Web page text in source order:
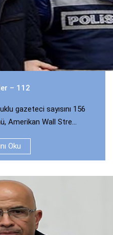
– 112
gazeteci sayısını 156
Amerikan Wall Stre...
Oku